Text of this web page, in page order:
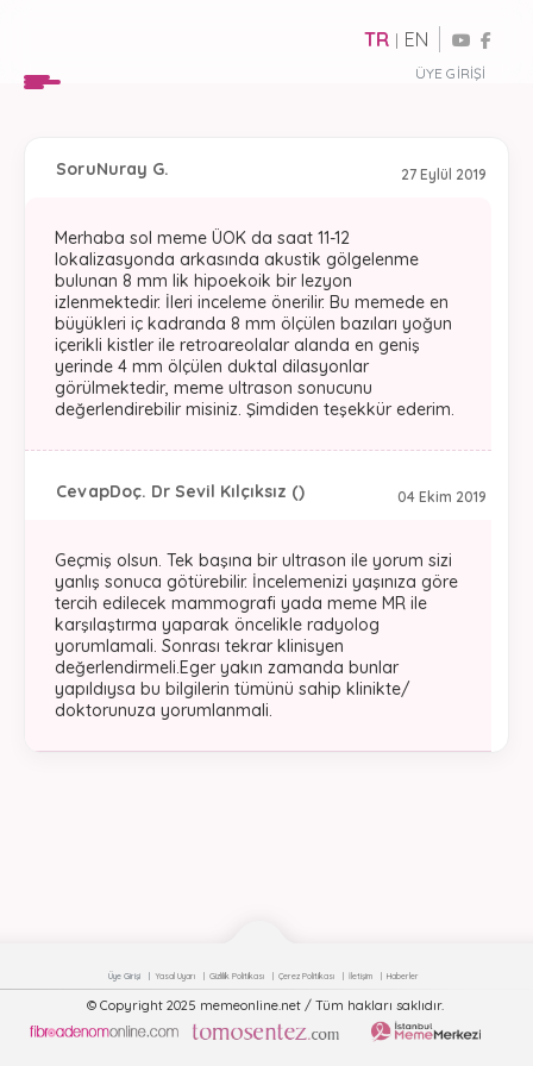
ÜYE GIRIŞI
TR | EN
27 Eylül 2019
SoruNuray G.
Merhaba sol meme ÜOK da saat 11-12
lokalizasyonda arkasında akustik gölgelenme
bulunan 8 mm lik hipoekoik bir lezyon
izlenmektedir. İleri inceleme önerilir. Bu memede en
büyükleri iç kadranda 8 mm ölçülen bazıları yoğun
içerikli kistler ile retroareolalar alanda en geniş
yerinde 4 mm ölçülen duktal dilasyonlar
görülmektedir, meme ultrason sonucunu
değerlendirebilir misiniz. Şimdiden teşekkür ederim.
04 Ekim 2019
CevapDoç. Dr Sevil Kılçıksız ()
Geçmiş olsun. Tek başına bir ultrason ile yorum sizi
yanlış sonuca götürebilir. İncelemenizi yaşınıza göre
tercih edilecek mammografi yada meme MR ile
karşılaştırma yaparak öncelikle radyolog
yorumlamali. Sonrası tekrar klinisyen
değerlendirmeli.Eger yakın zamanda bunlar
yapıldıysa bu bilgilerin tümünü sahip klinikte/
doktorunuza yorumlanmali.
Üye Girişi Yasal Uyarı Gizlilik Politikası Çerez Politikası İletişim Haberler
© Copyright 2025 memeonline.net / Tüm hakları saklıdır.